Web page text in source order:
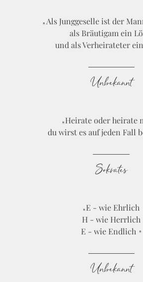
Als Junggeselle ist der
als Bräutigam ein
und als Verheirateter
Unbekannt
Heirate oder heirate
du wirst es auf jeden Fall
Sokrates
E - wie Ehrlich
H - wie Herrlich
E - wie Endlich
Unbekannt